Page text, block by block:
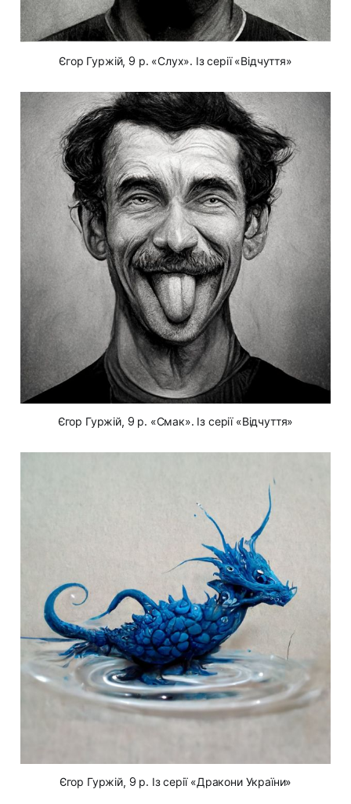
Єгор Гуржій, 9 р. «Слух». Із серії «Відчуття»
Єгор Гуржій, 9 р. «Смак». Із серії «Відчуття»
Єгор Гуржій, 9 р. Із серії «Дракони України»